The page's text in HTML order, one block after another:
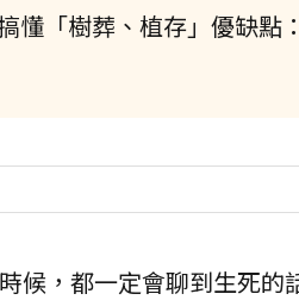
懂「樹葬、植存」優缺點
候，都一定會聊到生死的